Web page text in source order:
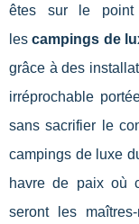
êtes sur le
lescampings de
grâce à des
irréprochable
sans sacrifier le
campings de luxe
havre de paix où
seront les